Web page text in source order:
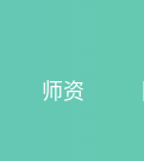
师资